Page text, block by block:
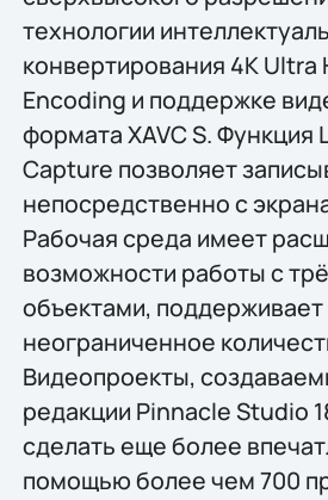
технологии
конвертирования 4K Ultra
Encoding и поддержке
формата XAVC S. Функция
Capture позволяет
непосредственно с
Рабочая среда имеет
возможности работы с
объектами, поддерживает
неограниченное
Видеопроекты,
редакции Pinnacle Studio
сделать ещe более
помощью более чем 700